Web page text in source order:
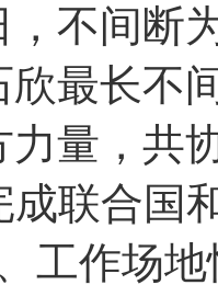
，不间断
最长不
量，共
成联合国
工作场